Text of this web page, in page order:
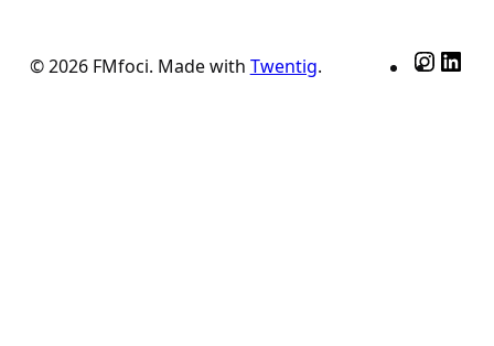
© 2026 FMfoci. Made with Twentig.